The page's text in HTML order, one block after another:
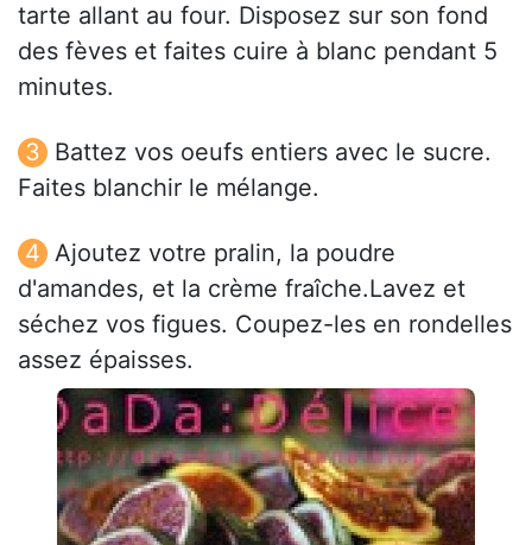
tarte allant au four. Disposez sur son fond
des fèves et faites cuire à blanc pendant 5
minutes.
Battez vos oeufs entiers avec le sucre.
Faites blanchir le mélange.
Ajoutez votre pralin, la poudre
d'amandes, et la crème fraîche.Lavez et
séchez vos figues. Coupez-les en rondelles
assez épaisses.